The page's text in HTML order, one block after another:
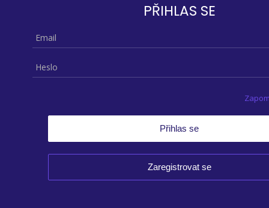
PŘIHLAS SE
Zaregistrovat se